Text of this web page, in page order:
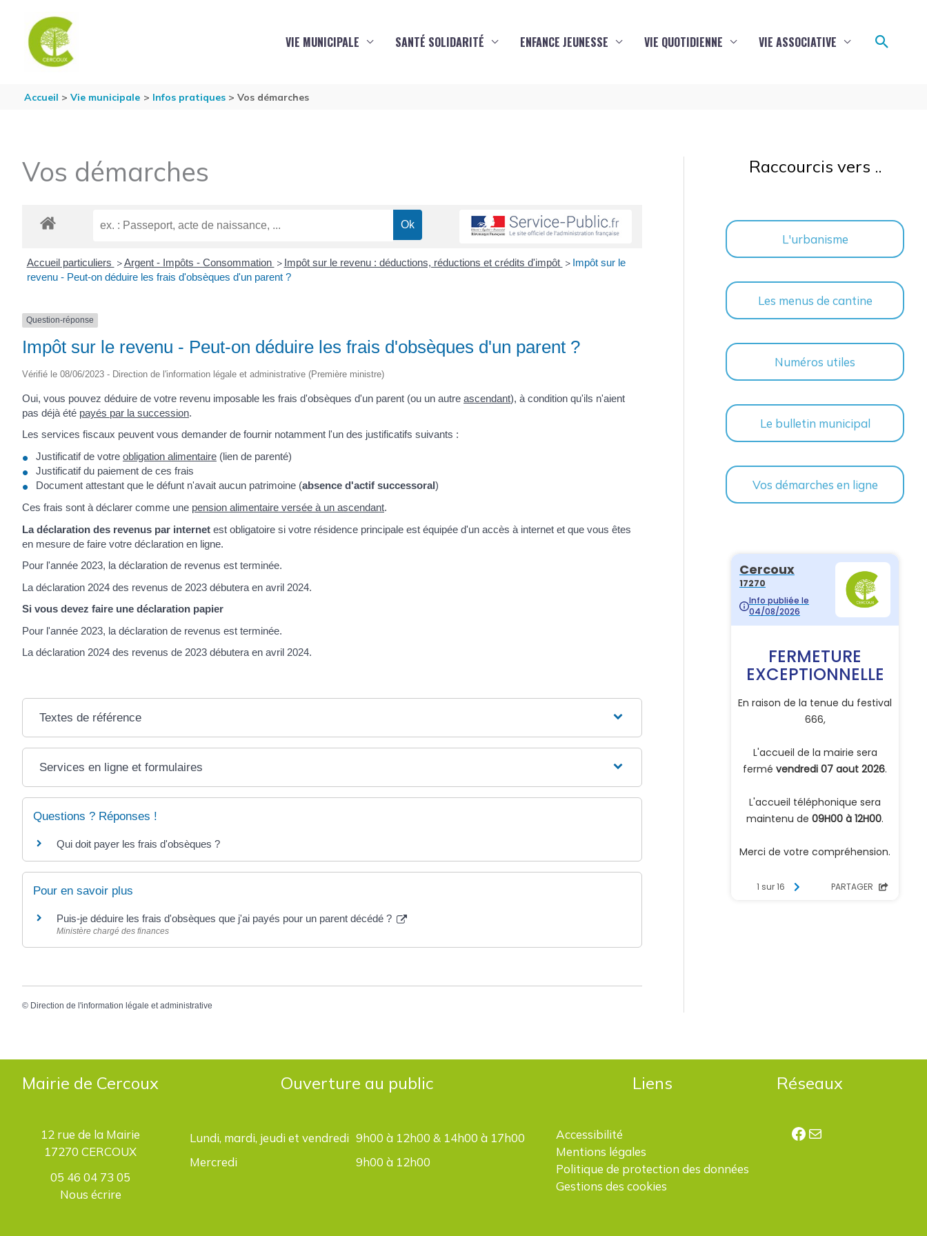
VIE MUNICIPALE SANTÉ SOLIDARITÉ ENFANCE JEUNESSE VIE QUOTIDIENNE VIE ASSOCIATIVE
Accueil Vie municipale Infos pratiques Vos démarches
Vos démarches
Accueil particuliers > Argent - Impôts - Consommation > Impôt sur le revenu : déductions, réductions et crédits d'impôt > Impôt sur le
revenu - Peut-on déduire les frais d'obsèques d'un parent ?
Question-réponse
Impôt sur le revenu - Peut-on déduire les frais d'obsèques d'un parent ?
Vérifié le 08/06/2023 - Direction de l'information légale et administrative (Première ministre)
Oui, vous pouvez déduire de votre revenu imposable les frais d'obsèques d'un parent (ou un autre ascendant), à condition qu'ils n'aient
pas déjà été payés par la succession.
Les services fiscaux peuvent vous demander de fournir notamment l'un des justificatifs suivants :
Justificatif de votre obligation alimentaire (lien de parenté)
Justificatif du paiement de ces frais
Document attestant que le défunt n'avait aucun patrimoine (absence d'actif successoral)
Ces frais sont à déclarer comme une pension alimentaire versée à un ascendant.
La déclaration des revenus par internet est obligatoire si votre résidence principale est équipée d'un accès à internet et que vous êtes
en mesure de faire votre déclaration en ligne.
Pour l'année 2023, la déclaration de revenus est terminée.
La déclaration 2024 des revenus de 2023 débutera en avril 2024.
Si vous devez faire une déclaration papier
Pour l'année 2023, la déclaration de revenus est terminée.
La déclaration 2024 des revenus de 2023 débutera en avril 2024.
Textes de référence
Services en ligne et formulaires
Questions ? Réponses !
Qui doit payer les frais d'obsèques ?
Pour en savoir plus
Puis-je déduire les frais d'obsèques que j'ai payés pour un parent décédé ?
Ministère chargé des finances
© Direction de l'information légale et administrative
Raccourcis vers ..
L'urbanisme
Les menus de cantine
Numéros utiles
Le bulletin municipal
Vos démarches en ligne
Mairie de Cercoux
12 rue de la Mairie
17270 CERCOUX
05 46 04 73 05
Nous écrire
Ouverture au public
Lundi, mardi, jeudi et vendredi 9h00 à 12h00 & 14h00 à 17h00
Mercredi
9h00 à 12h00
Liens
Accessibilité
Mentions légales
Politique de protection des données
Gestions des cookies
Réseaux
Facebook
E-mail